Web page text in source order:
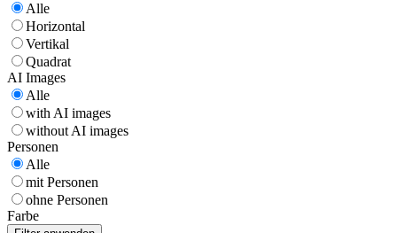
Alle
Horizontal
Vertikal
Quadrat
AI Images
Alle
with AI images
without AI images
Personen
Alle
mit Personen
ohne Personen
Farbe